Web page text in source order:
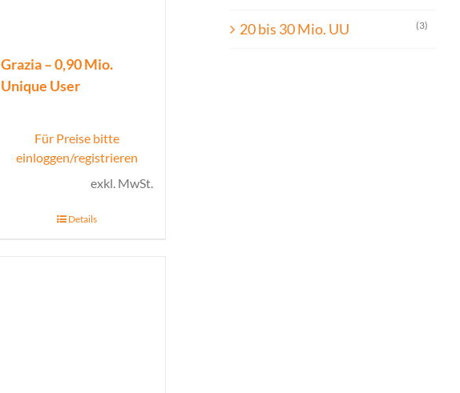
Grazia – 0,90 Mio.
Unique User
Für Preise bitte
einloggen/registrieren
exkl. MwSt.
Details
20 bis 30 Mio. UU (3)